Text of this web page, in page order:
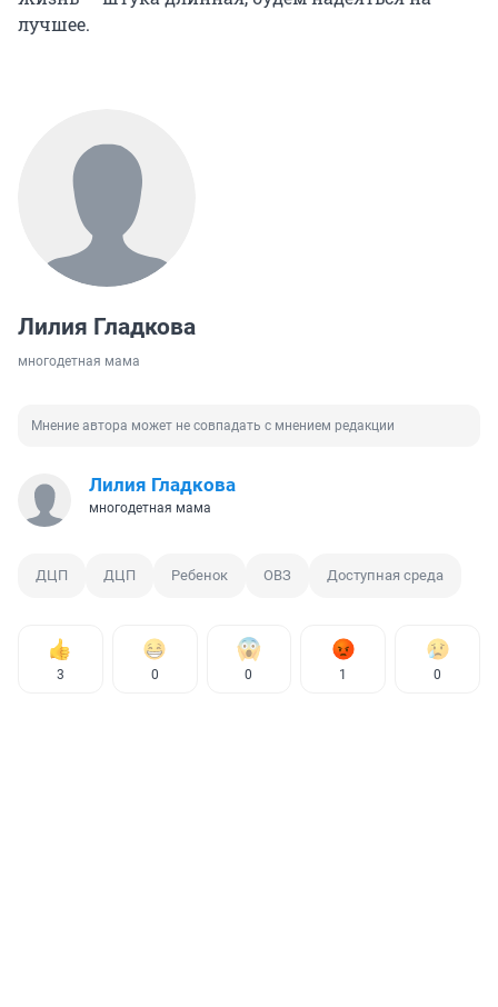
лучшее.
Лилия Гладкова
многодетная мама
Мнение автора может не совпадать с мнением редакции
Лилия Гладкова
многодетная мама
ДЦП ДЦП Ребенок ОВЗ Доступная среда
3 0 0 1 0